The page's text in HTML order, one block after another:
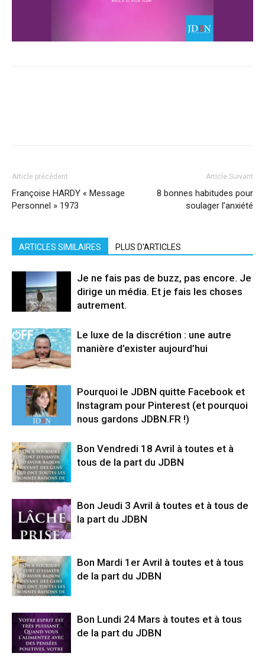
Article précédent
Françoise HARDY « Message
Personnel » 1973
Article Suivant
8 bonnes habitudes pour
soulager l’anxiété
ARTICLES SIMILAIRES PLUS D'ARTICLES
Je ne fais pas de buzz, pas encore. Je
dirige un média. Et je fais les choses
autrement.
Le luxe de la discrétion : une autre
manière d’exister aujourd’hui
Pourquoi le JDBN quitte Facebook et
Instagram pour Pinterest (et pourquoi
nous gardons JDBN.FR !)
Bon Vendredi 18 Avril à toutes et à
tous de la part du JDBN
Bon Jeudi 3 Avril à toutes et à tous de
la part du JDBN
Bon Mardi 1er Avril à toutes et à tous
de la part du JDBN
Bon Lundi 24 Mars à toutes et à tous
de la part du JDBN